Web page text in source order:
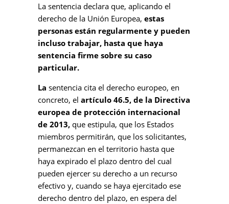
La sentencia declara que, aplicando el
derecho de la Unión Europea, estas
personas están regularmente y pueden
incluso trabajar, hasta que haya
sentencia firme sobre su caso
particular.
La sentencia cita el derecho europeo, en
concreto, el artículo 46.5, de la Directiva
europea de protección internacional
de 2013, que estipula, que los Estados
miembros permitirán, que los solicitantes,
permanezcan en el territorio hasta que
haya expirado el plazo dentro del cual
pueden ejercer su derecho a un recurso
efectivo y, cuando se haya ejercitado ese
derecho dentro del plazo, en espera del